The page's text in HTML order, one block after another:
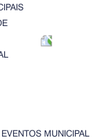
MUNICIPAL